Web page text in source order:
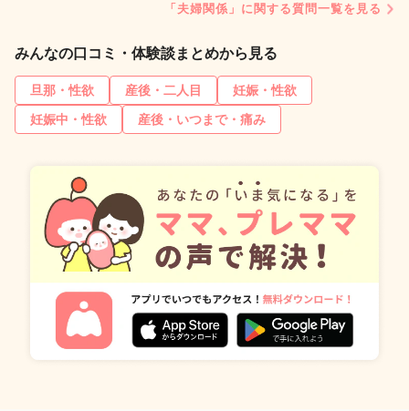
「夫婦関係」に関する質問一覧を見る
みんなの口コミ・体験談まとめから見る
旦那・性欲 産後・二人目
妊娠・性欲
妊娠中・性欲
産後・いつまで・痛み